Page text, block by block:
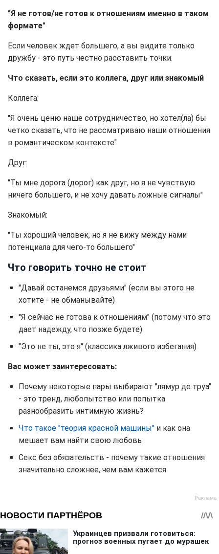
"Я не готов/не готов к отношениям именно в таком
формате"
Если человек ждет большего, а вы видите только
дружбу - это путь честно расставить точки.
Что сказать, если это коллега, друг или знакомый
Коллега:
"Я очень ценю наше сотрудничество, но хотел(ла) бы
четко сказать, что не рассматриваю наши отношения
в романтическом контексте"
Друг:
"Ты мне дорога (дорог) как друг, но я не чувствую
ничего большего, и не хочу давать ложные сигналы"
Знакомый:
"Ты хороший человек, но я не вижу между нами
потенциала для чего-то большего"
Что говорить точно не стоит
"Давай останемся друзьями" (если вы этого не
хотите - не обманывайте)
"Я сейчас не готова к отношениям" (потому что это
дает надежду, что позже будете)
"Это не ты, это я" (классика лживого избегания)
Вас может заинтересовать:
Почему некоторые пары выбирают "лямур де труа"
- это тренд, любопытство или попытка
разнообразить интимную жизнь?
Что такое "теория красной машины" и как она
мешает вам найти свою любовь
Секс без обязательств - почему такие отношения
значительно сложнее, чем вам кажется